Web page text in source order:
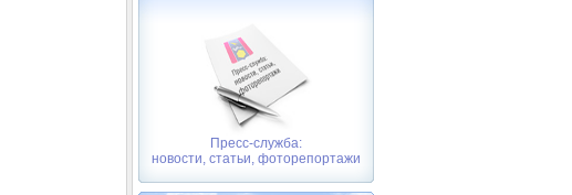
Пресс-служба:
новости, статьи, фоторепортажи